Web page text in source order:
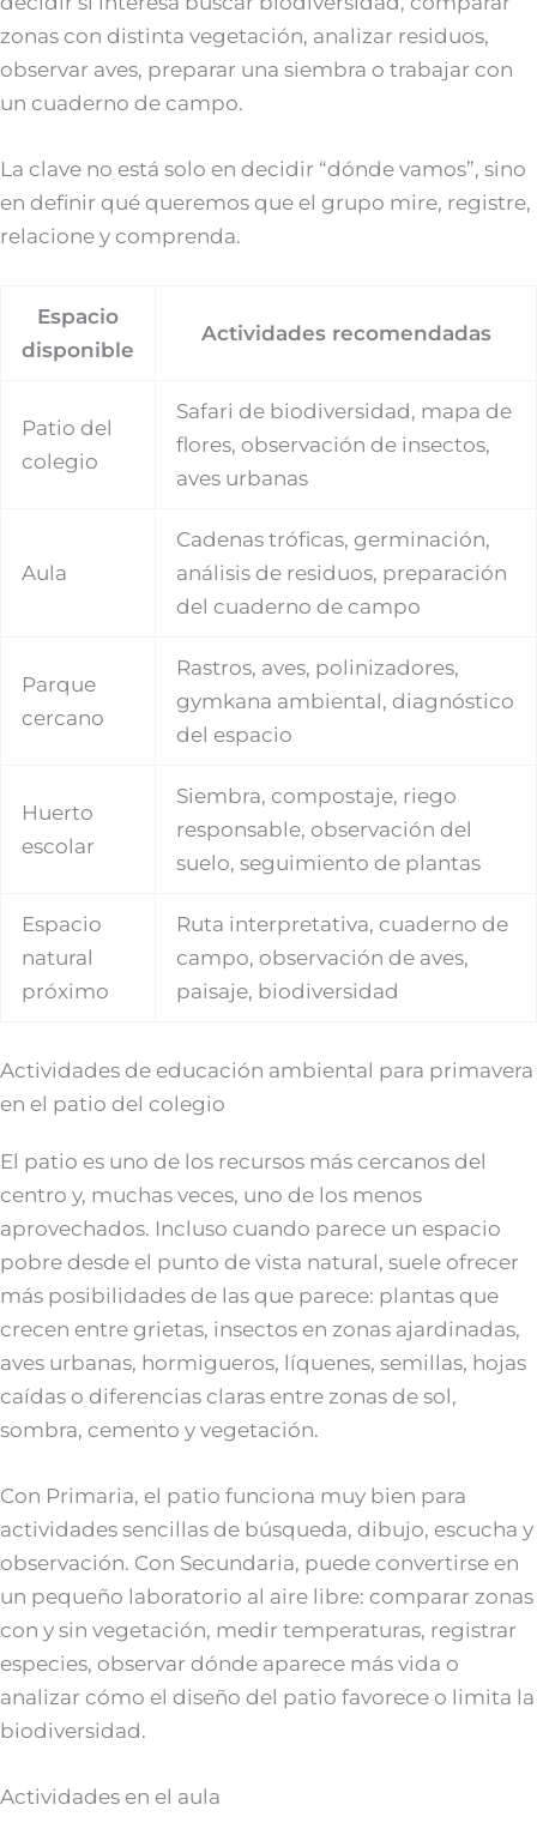
zonas con distinta vegetación, analizar residuos,
observar aves, preparar una siembra o trabajar con
un cuaderno de campo.
La clave no está solo en decidir “dónde vamos”, sino
en definir qué queremos que el grupo mire, registre,
relacione y comprenda.
Espacio
disponible
Actividades recomendadas
Patio del
colegio
Safari de biodiversidad, mapa de
flores, observación de insectos,
aves urbanas
Aula
Cadenas tróficas, germinación,
análisis de residuos, preparación
del cuaderno de campo
Parque
cercano
Rastros, aves, polinizadores,
gymkana ambiental, diagnóstico
del espacio
Huerto
escolar
Siembra, compostaje, riego
responsable, observación del
suelo, seguimiento de plantas
Espacio
natural
próximo
Ruta interpretativa, cuaderno de
campo, observación de aves,
paisaje, biodiversidad
Actividades de educación ambiental para primavera
en el patio del colegio
El patio es uno de los recursos más cercanos del
centro y, muchas veces, uno de los menos
aprovechados. Incluso cuando parece un espacio
pobre desde el punto de vista natural, suele ofrecer
más posibilidades de las que parece: plantas que
crecen entre grietas, insectos en zonas ajardinadas,
aves urbanas, hormigueros, líquenes, semillas, hojas
caídas o diferencias claras entre zonas de sol,
sombra, cemento y vegetación.
Con Primaria, el patio funciona muy bien para
actividades sencillas de búsqueda, dibujo, escucha y
observación. Con Secundaria, puede convertirse en
un pequeño laboratorio al aire libre: comparar zonas
con y sin vegetación, medir temperaturas, registrar
especies, observar dónde aparece más vida o
analizar cómo el diseño del patio favorece o limita la
biodiversidad.
Actividades en el aula